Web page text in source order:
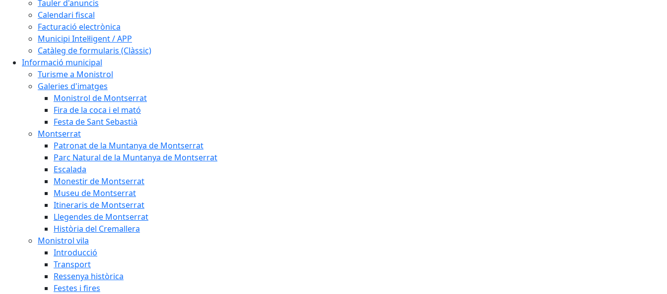
Tauler d'anuncis
Calendari fiscal
Facturació electrònica
Municipi Intel·ligent / APP
Catàleg de formularis (Clàssic)
Informació municipal
Turisme a Monistrol
Galeries d'imatges
Monistrol de Montserrat
Fira de la coca i el mató
Festa de Sant Sebastià
Montserrat
Patronat de la Muntanya de Montserrat
Parc Natural de la Muntanya de Montserrat
Escalada
Monestir de Montserrat
Museu de Montserrat
Itineraris de Montserrat
Llegendes de Montserrat
Història del Cremallera
Monistrol vila
Introducció
Transport
Ressenya històrica
Festes i fires